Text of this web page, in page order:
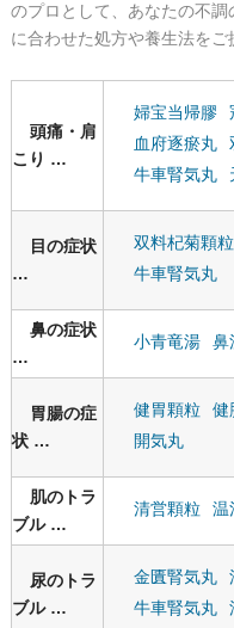
のプロとして、あなたの不
に合わせた処方や養生法をご
頭痛・肩
こり
婦宝当帰膠
血府逐瘀丸
牛車腎気丸
目の症状 双料杞菊顆粒
牛車腎気丸
鼻の症状
小青竜湯 鼻
胃腸の症
状
健胃顆粒 健
開気丸
肌のトラ
ブル
清営顆粒 温
尿のトラ
ブル
金匱腎気丸
牛車腎気丸